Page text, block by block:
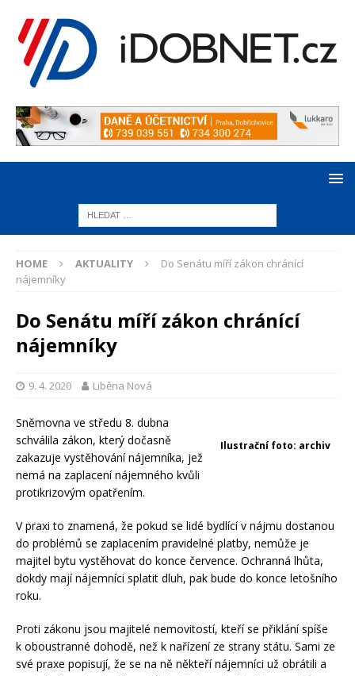
HOME AKTUALITY
Do Senátu míří zákon chránící
nájemníky
Do Senátu míří zákon chránící
nájemníky
9. 4. 2020 Liběna Nová
Ilustrační foto: archiv
Sněmovna ve středu 8. dubna
schválila zákon, který dočasně
zakazuje vystěhování nájemníka, jež
nemá na zaplacení nájemného kvůli
protikrizovým opatřením.
V praxi to znamená, že pokud se lidé bydlící v nájmu dostanou
do problémů se zaplacením pravidelné platby, nemůže je
majitel bytu vystěhovat do konce července. Ochranná lhůta,
dokdy mají nájemníci splatit dluh, pak bude do konce letošního
roku.
Proti zákonu jsou majitelé nemovitostí, kteří se přiklání spíše
k oboustranné dohodě, než k nařízení ze strany státu. Sami ze
své praxe popisují, že se na ně někteří nájemníci už obrátili a